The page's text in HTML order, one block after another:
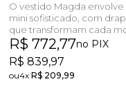
O vestido Magda
mini sofisticado, com
que transformam cada
R$ 772,77no PIX
R$ 839,97
4xR$ 209,99